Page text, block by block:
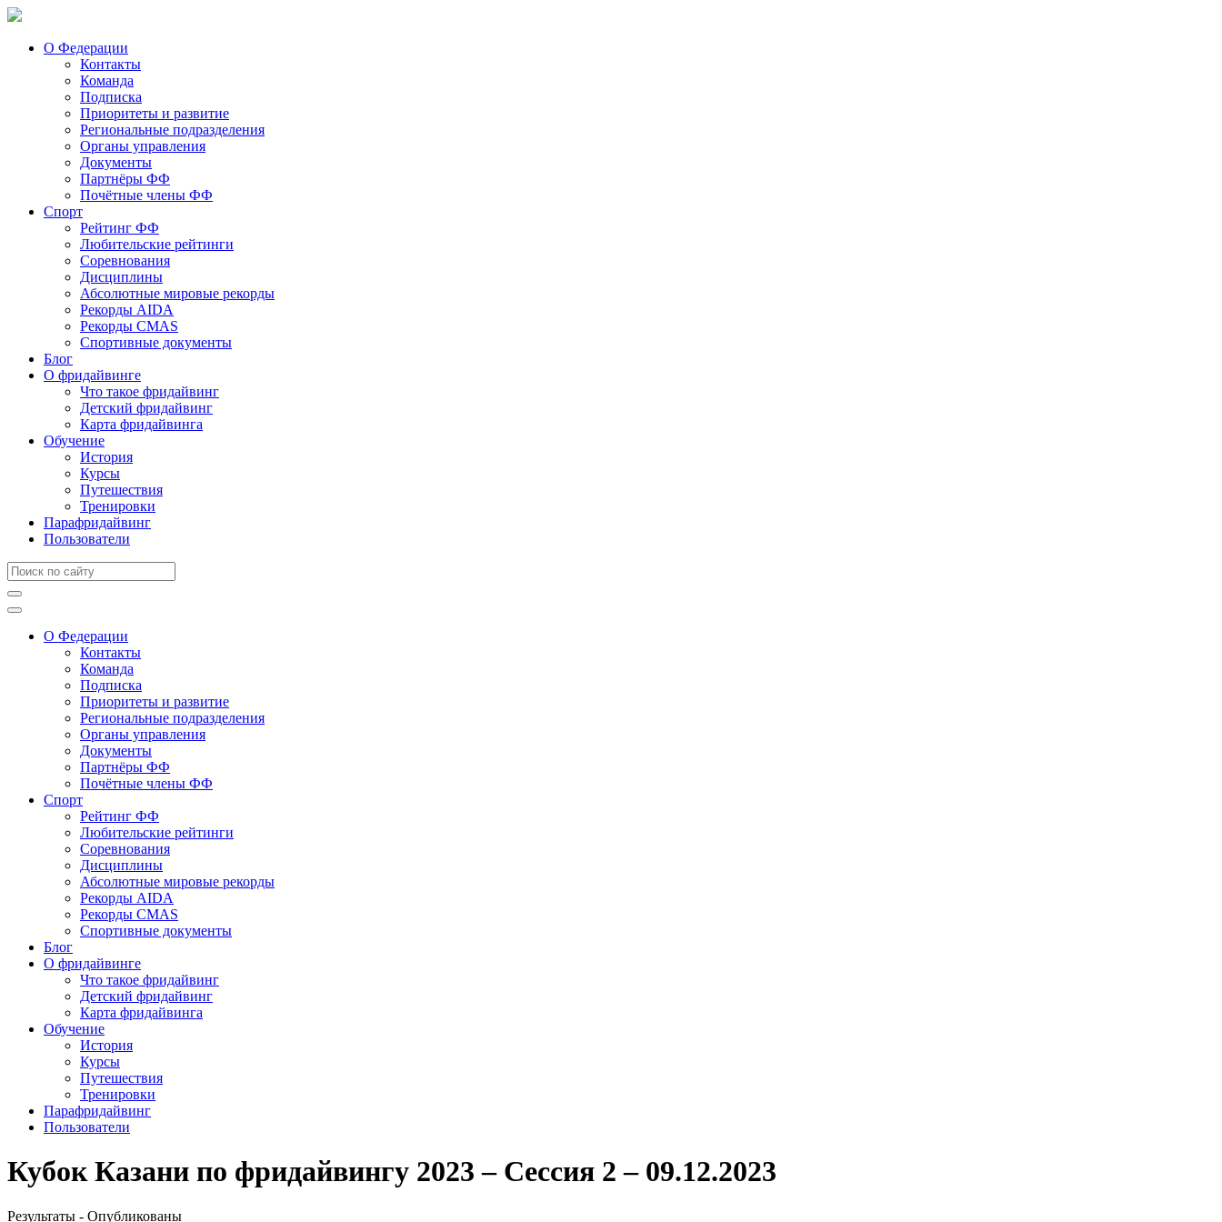
О Федерации
Контакты
Команда
Подписка
Приоритеты и развитие
Региональные подразделения
Органы управления
Документы
Партнёры ФФ
Почётные члены ФФ
Спорт
Рейтинг ФФ
Любительские рейтинги
Соревнования
Дисциплины
Абсолютные мировые рекорды
Рекорды AIDA
Рекорды CMAS
Спортивные документы
Блог
О фридайвинге
Что такое фридайвинг
Детский фридайвинг
Карта фридайвинга
Обучение
История
Курсы
Путешествия
Тренировки
Парафридайвинг
Пользователи
О Федерации
Контакты
Команда
Подписка
Приоритеты и развитие
Региональные подразделения
Органы управления
Документы
Партнёры ФФ
Почётные члены ФФ
Спорт
Рейтинг ФФ
Любительские рейтинги
Соревнования
Дисциплины
Абсолютные мировые рекорды
Рекорды AIDA
Рекорды CMAS
Спортивные документы
Блог
О фридайвинге
Что такое фридайвинг
Детский фридайвинг
Карта фридайвинга
Обучение
История
Курсы
Путешествия
Тренировки
Парафридайвинг
Пользователи
Кубок Казани по фридайвингу 2023 – Сессия 2 – 09.12.2023
Результаты - Опубликованы